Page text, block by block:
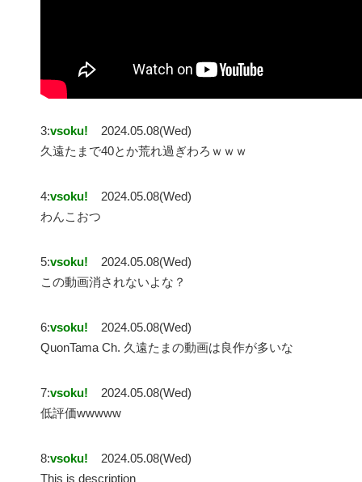
3:vsoku!
2024.05.08(Wed)
久遠たまで40とか荒れ過ぎわろｗｗｗ
4:vsoku!
2024.05.08(Wed)
わんこおつ
5:vsoku!
2024.05.08(Wed)
この動画消されないよな？
6:vsoku!
2024.05.08(Wed)
QuonTama Ch. 久遠たまの動画は良作が多いな
7:vsoku!
2024.05.08(Wed)
低評価wwwww
8:vsoku!
2024.05.08(Wed)
This is description